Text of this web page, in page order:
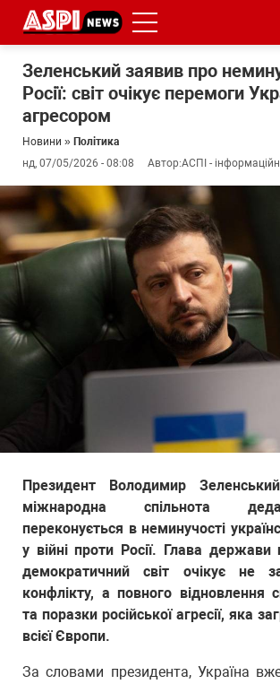
Зеленський заявив про
Росії: світ очікує перемоги
агресором
Новини » Політика
нд, 07/05/2026 - 08:08
Автор:АСПІ -
Президент Володимир
міжнародна спільнота
переконується в неминучості
у війні проти Росії. Глава
демократичний світ очікує не
конфлікту, а повного відновлення
та поразки російської агресії, яка
всієї Європи.
За словами президента, Україна
#ООС
#боротьба
корупцією
#ДФС #Київ